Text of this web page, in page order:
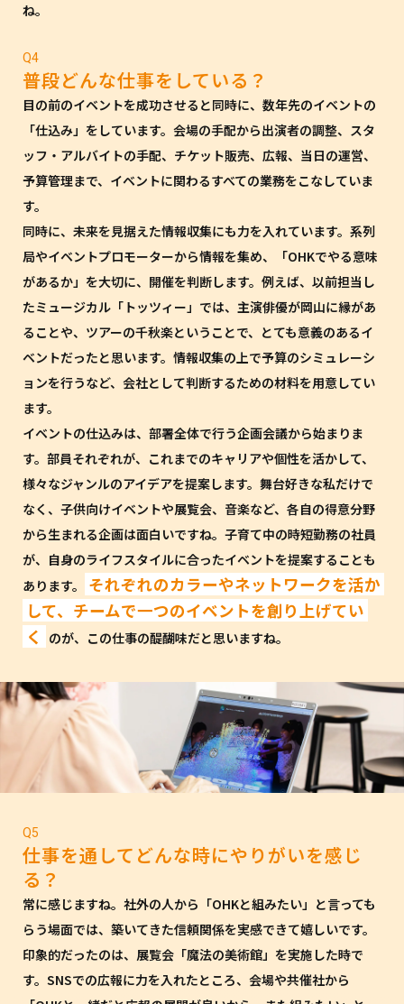
ね。
Q4
普段どんな仕事をしている？
目の前のイベントを成功させると同時に、数年先のイベントの
「仕込み」をしています。会場の手配から出演者の調整、スタ
ッフ・アルバイトの手配、チケット販売、広報、当日の運営、
予算管理まで、イベントに関わるすべての業務をこなしていま
す。
同時に、未来を見据えた情報収集にも力を入れています。系列
局やイベントプロモーターから情報を集め、「OHKでやる意味
があるか」を大切に、開催を判断します。例えば、以前担当し
たミュージカル「トッツィー」では、主演俳優が岡山に縁があ
ることや、ツアーの千秋楽ということで、とても意義のあるイ
ベントだったと思います。情報収集の上で予算のシミュレーシ
ョンを行うなど、会社として判断するための材料を用意してい
ます。
イベントの仕込みは、部署全体で行う企画会議から始まりま
す。部員それぞれが、これまでのキャリアや個性を活かして、
様々なジャンルのアイデアを提案します。舞台好きな私だけで
なく、子供向けイベントや展覧会、音楽など、各自の得意分野
から生まれる企画は面白いですね。子育て中の時短勤務の社員
が、自身のライフスタイルに合ったイベントを提案することも
あります。
それぞれのカラーやネットワークを活か
して、チームで一つのイベントを創り上げてい
く
のが、この仕事の醍醐味だと思いますね。
Q5
仕事を通してどんな時にやりがいを感じ
る？
常に感じますね。社外の人から「OHKと組みたい」と言っても
らう場面では、築いてきた信頼関係を実感できて嬉しいです。
印象的だったのは、展覧会「魔法の美術館」を実施した時で
す。SNSでの広報に力を入れたところ、会場や共催社から